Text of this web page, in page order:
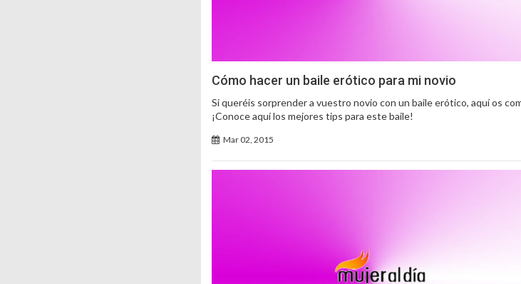
Cómo hacer un baile erótico para mi novio
Si queréis sorprender a vuestro novio con un baile erótico, aquí os
¡Conoce aquí los mejores tips para este baile!
Mar 02, 2015